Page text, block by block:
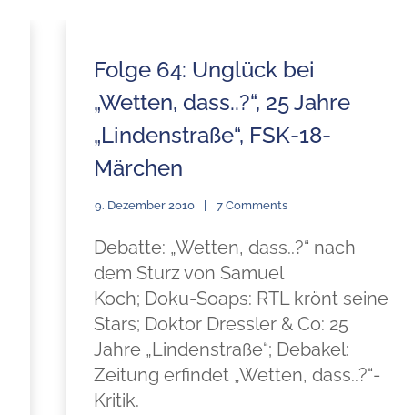
Folge 64: Unglück bei
„Wetten, dass..?“, 25 Jahre
„Lindenstraße“, FSK-18-
Märchen
9. Dezember 2010 7 Comments
Debatte: „Wetten, dass..?“ nach
dem Sturz von Samuel
Koch; Doku-Soaps: RTL krönt seine
Stars; Doktor Dressler & Co: 25
Jahre „Lindenstraße“; Debakel:
Zeitung erfindet „Wetten, dass..?“-
Kritik.